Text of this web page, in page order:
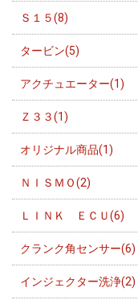
Ｓ１５(8)
タービン(5)
アクチュエーター(1)
Ｚ３３(1)
オリジナル商品(1)
ＮＩＳＭＯ(2)
ＬＩＮＫ ＥＣＵ(6)
クランク角センサー(6)
インジェクター洗浄(2)